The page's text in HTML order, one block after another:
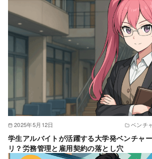
2025年5月12日 ベンチ
学生アルバイトが活躍する大学発ベンチャ
リ？労務管理と雇用契約の落とし穴